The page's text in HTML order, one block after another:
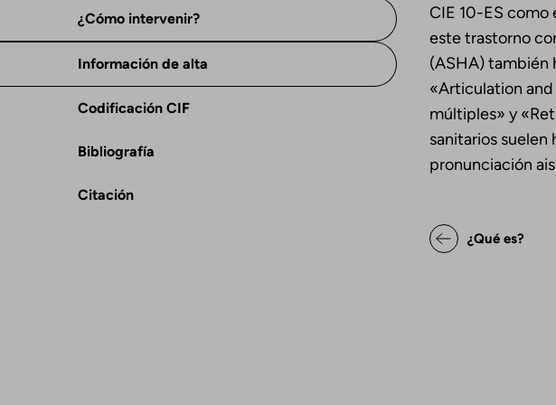
¿Cómo intervenir?
Información de alta
Codificación CIF
Bibliografía
Citación
CIE 10-ES como
este trastorno
(ASHA) también
«Articulation and
múltiples» y
sanitarios
pronunciación
Enlaces
¿Qué es?